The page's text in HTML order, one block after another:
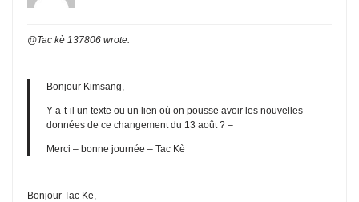
@Tac kè 137806 wrote:
Bonjour Kimsang,
Y a-t-il un texte ou un lien où on pousse avoir les nouvelles
données de ce changement du 13 août ? –
Merci – bonne journée – Tac Kè
Bonjour Tac Ke,